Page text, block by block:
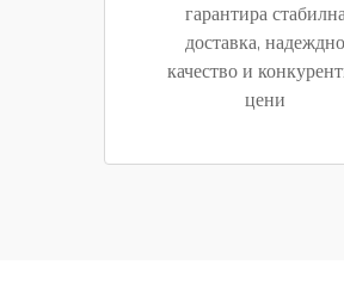
гарантира
доставка, надеждно
качество и
цени